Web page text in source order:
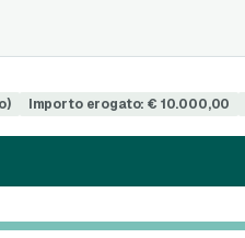
Importo erogato: € 10.000,00